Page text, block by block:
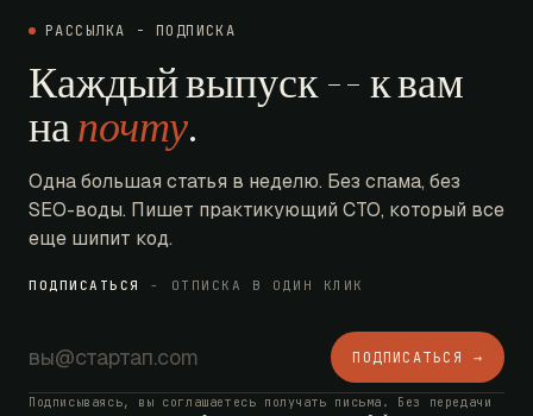
РАССЫЛКА - ПОДПИСКА
Каждый выпуск -- к вам
напочту.
Одна большая статья в неделю. Без спама, без
SEO-воды. Пишет практикующий CTO, который все
еще шипит код.
ПОДПИСАТЬСЯ - ОТПИСКА В ОДИН КЛИК
ПОДПИСАТЬСЯ →
Подписываясь, вы соглашаетесь получать письма. Без передачи